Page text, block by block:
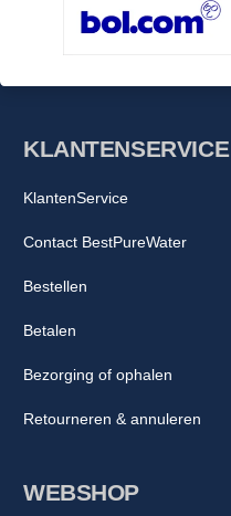
WEBSHOP
KLANTENSERVICE
KlantenService
Contact BestPureWater
Bestellen
Betalen
Bezorging of ophalen
Retourneren & annuleren